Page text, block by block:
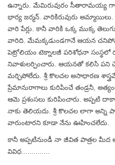
ఉన్నారు. మేమిరువురం సీతారామయ్య
భార్య జర్మన్. వారికిరువురు
వారి పేర్లు. కానీ వారికి ఒక్క ముక్క
వారిది. మేమక్కడుండగానే ఆయన
పెట్రోలియం టెక్నాలజీ పరిశోధనా సంస్థలో
నివాళులర్పించారు. ఆయనతో కలిసి
మర్చిపోలేదు. శ్రీ కొలచల అసాధారణ
ప్రేమానురాగాలు కురిపించే తండ్రనీ,
ఆమె ప్రశంసలు కురిపించారు. అప్పటి
నాకు తెలియదు. శ్రీ కొలచల లాగా అన్ని
వారుంటారని కూడా నేను ఊహించలేదు.
కానీ అప్పటినుండీ నా జీవిత పాత్రల మీద
వివిధ..............